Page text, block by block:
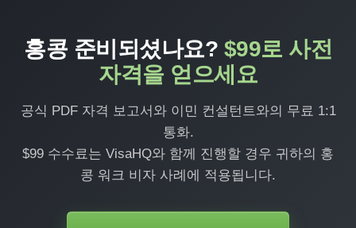
홍콩 준비되셨나요? $99로 사전
자격을 얻으세요
공식 PDF 자격 보고서와 이민 컨설턴트와의 무료 1:1
통화.
$99 수수료는 VisaHQ와 함께 진행할 경우 귀하의 홍
콩 워크 비자 사례에 적용됩니다.